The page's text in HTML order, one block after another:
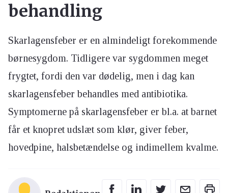
behandling
Skarlagensfeber er en almindeligt forekommende
børnesygdom. Tidligere var sygdommen meget
frygtet, fordi den var dødelig, men i dag kan
skarlagensfeber behandles med antibiotika.
Symptomerne på skarlagensfeber er bl.a. at barnet
får et knopret udslæt som klør, giver feber,
hovedpine, halsbetændelse og indimellem kvalme.